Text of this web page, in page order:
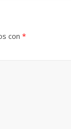
con *